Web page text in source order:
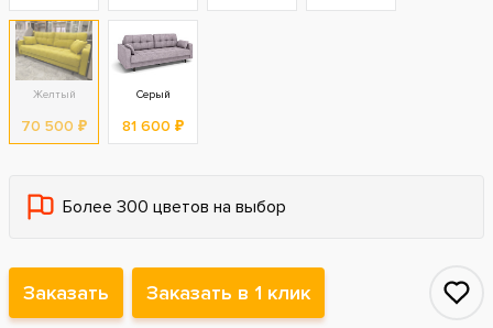
Желтый
70 500 ₽
Серый
81 600 ₽
Более 300 цветов на выбор
Заказать Заказать в 1 клик